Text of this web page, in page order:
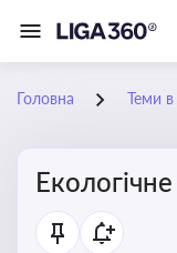
Головна Теми в